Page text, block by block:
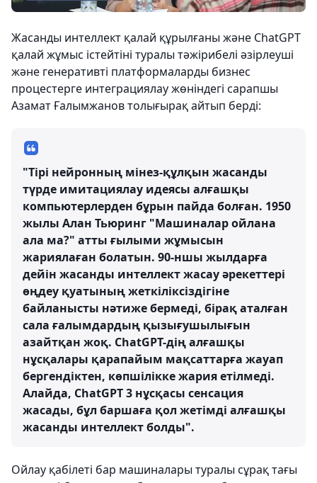
Жасанды интеллект қалай құрылғаны және ChatGPT
қалай жұмыс істейтіні туралы тәжірибелі әзірлеуші
және генеративті платформаларды бизнес
процестерге интеграциялау жөніндегі сарапшы
Азамат Ғалымжанов толығырақ айтып берді:
"Тірі нейронның мінез-құлқын жасанды
түрде имитациялау идеясы алғашқы
компьютерлерден бұрын пайда болған. 1950
жылы Алан Тьюринг "Машиналар ойлана
ала ма?" атты ғылыми жұмысын
жариялаған болатын. 90-ншы жылдарға
дейін жасанды интеллект жасау әрекеттері
өңдеу қуатының жеткіліксіздігіне
байланысты нәтиже бермеді, бірақ аталған
сала ғалымдардың қызығушылығын
азайтқан жоқ. ChatGPT-дің алғашқы
нұсқалары қарапайым мақсаттарға жауап
бергендіктен, көпшілікке жария етілмеді.
Алайда, ChatGPT 3 нұсқасы сенсация
жасады, бұл баршаға қол жетімді алғашқы
жасанды интеллект болды".
Ойлау қабілеті бар машиналары туралы сұрақ тағы